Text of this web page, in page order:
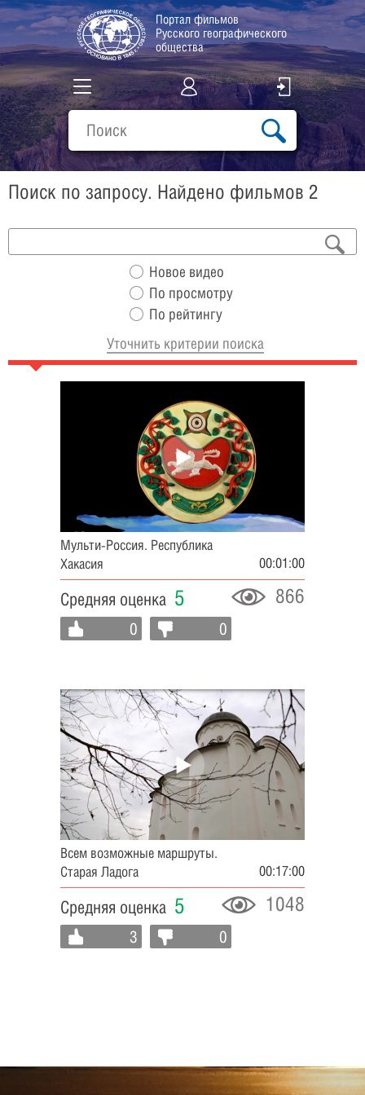
Портал фильмов
Русского географического
общества
Все фильмы
Подборки
О проекте
Поиск по запросу. Найдено фильмов 2
Новое видео
По просмотру
По рейтингу
Уточнить критерии поиска
Мульти-Россия. Республика
Хакасия
00:01:00
Средняя оценка 5 866
0 0
Всем возможные маршруты.
Старая Ладога
00:17:00
Средняя оценка 5 1048
3 0